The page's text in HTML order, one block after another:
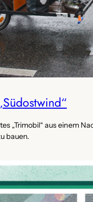
„Trimobil“ aus einem
bauen.